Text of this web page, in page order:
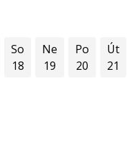
So
18
Ne
19
Po
20
Út
21